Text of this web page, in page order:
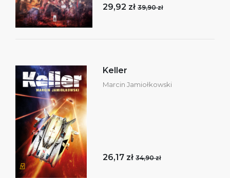
29,92 zł 39,90 zł
Keller
Marcin Jamiołkowski
26,17 zł 34,90 zł